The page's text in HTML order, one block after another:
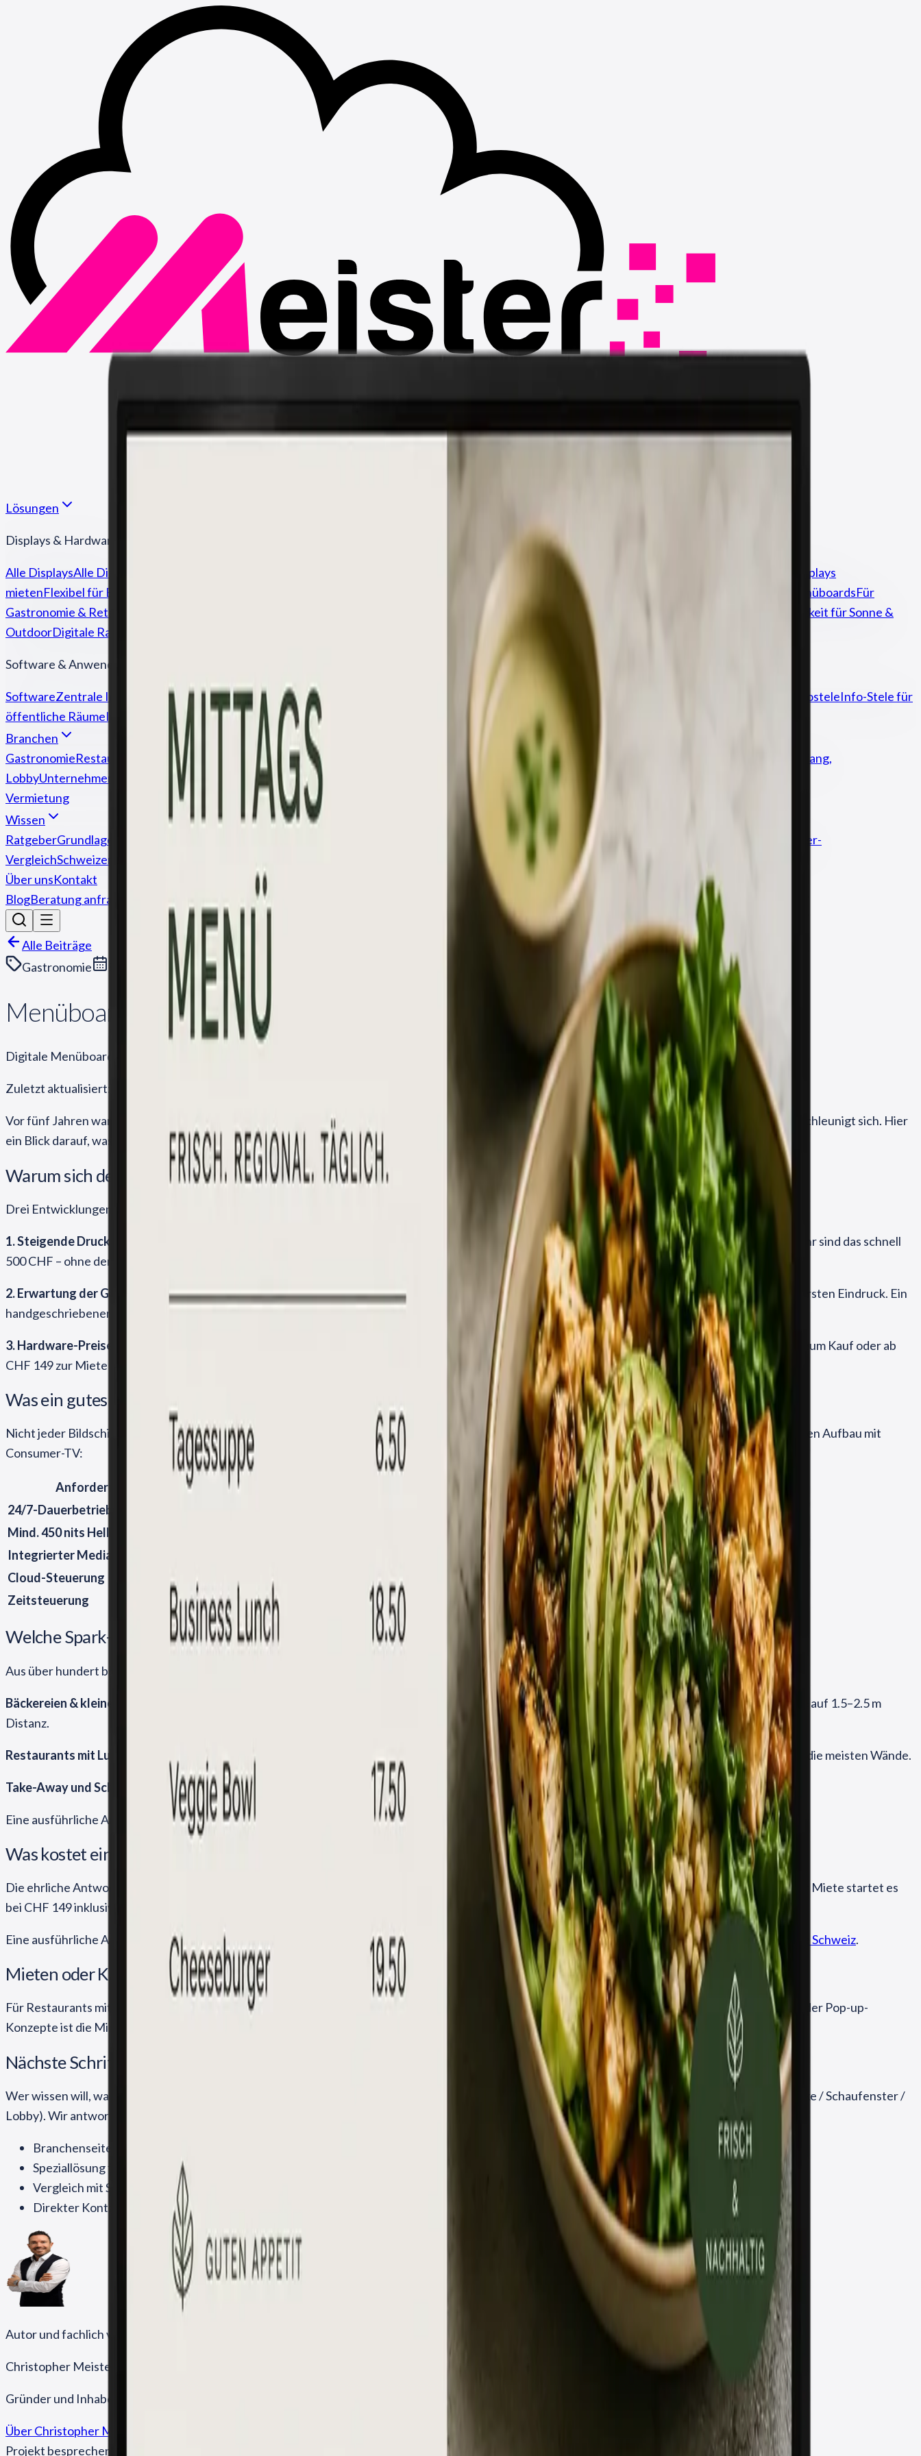
Lösungen
Displays & Hardware
Alle DisplaysAlle Display-Typen im Überblick Grossflächig – Hotels, Corporate, Events Displays kaufen
Displays
mietenFlexibel für Events & Temporär Doppelseitige Displays MenüboardsFür
Gastronomie & Retail
Schaufenster & Vitrine
Hohe Helligkeit für Sonne &
OutdoorDigitale Raumbeschilderung
Software & Anwendungen
SoftwareZentrale Inhaltssteuerung Digitaler EmpfangEmpfangs- und Lobbydisplays Digitale Leitsysteme Digitale InfosteleInfo-Stele für
öffentliche RäumeInteraktive Terminals Touch, Kiosk & Self-Service
Werbung im Schaufenster, 24/7
Branchen
GastronomieRestaurants, Cafés, Bistros Retail & Handel Shops, Schaufenster, POS Events & Messen Tagungen, Messen, Anlässe
Hotels, Empfang,
LobbyUnternehmen KMU, Empfang, Kommunikation Gesundheit & Praxis
Praxen, Kliniken, Apotheken
Vermietung
Wissen
RatgeberGrundlagen, Software, Anwendungen NachhaltigkeitEnergieeffizienz, Verpackung, Recycling
Anbieter-
VergleichSchweizer Anbieter im sachlichen Vergleich
Neuigkeiten & Hintergründe
Über unsKontakt
BlogBeratung anfragen
Alle Beiträge
Gastronomie
Menüboard-Trends 2026: Was sich in der Gastronomie ändert
Digitale Menüboards 2026 in Schweizer Restaurants und Cafés: Warum sie zum Standard werden, was sie kosten und welche Modelle sich bewähren.
Zuletzt aktualisiert:
Vor fünf Jahren war ein digitales Menüboard in einem Schweizer Restaurant eine Ausnahme. 2026 ist es in vielen Lokalen Standard – und der Trend beschleunigt sich. Hier
ein Blick darauf, was sich verändert hat, woran man eine gute Lösung erkennt und welche Modelle sich für welchen Betriebs­typ bewährt haben.
Warum sich der Trend 2026 beschleunigt
Drei Entwicklungen treffen aufeinander:
1. Steigende Druck- und Personalkosten.
Eine gedruckte Speisekarte kostet pro Neudruck 50–200 CHF. Bei zweimaliger saisonaler Anpassung pro Jahr sind das schnell
500 CHF – ohne den Aufwand für Aushänge, Tagesmenüs und Aktionen mit­zurechnen.
2. Erwartung der Gäste verändert sich.Wer im Stadtzentrum durch sechs Restaurants vor­bei­läuft, vergleicht nicht nur das Essen, sondern auch den ersten Eindruck. Ein
hand­geschriebener Aushang neben einer hoch­wertigen digitalen Anzeige fällt zurück.
3. Hardware-Preise sind gefallen.
Ein professionelles 32-Zoll-Display kostete vor 5 Jahren noch CHF 2.500. Heute startet der Einstieg bei CHF 1.299 zum Kauf oder ab
CHF 149 zur Miete – inklusive Software und Cloud-Steuerung.
Was ein gutes digitales Menüboard können sollte
Nicht jeder Bildschirm eignet sich als Menüboard im Dauer­einsatz. Diese fünf Punkte unterscheiden ein professionelles System von einem improvisierten Aufbau mit
Consumer-TV:
Anforderung
24/7-Dauer­betrieb spezifiziert
Consumer-TVs sterben bei 12h-Dauerlast oft innert eines Jahres
Mind. 450 nits Helligkeit
Integrierter Media Player
Kein externes Stick-Gerät, weniger Komponenten, weniger Stör­quellen
Cloud-Steuerung
Tagesmenü vom Smartphone aktualisieren – auch ausser Haus
Zeit­steuerung
Frühstück 7–11h, Mittag 11–14h, Bar ab 17h – automatisch
Welche Spark-Grösse für welchen Betrieb
Aus über hundert betreuten Gastro-Projekten kristallisieren sich klare Empfehlungen:
Bäckereien & kleine Cafés:
hinter der Theke oder als Hochformat-Auf­steller neben der Kasse. Reicht für Tages­angebote und Preise auf 1.5–2.5 m
Distanz.
Restaurants mit Lunch-Geschäft: Spark 4 mit 43 Zoll und 4K – der Bestseller. Gross genug, um aus dem ganzen Lokal lesbar zu sein, kompakt genug für die meisten Wände.
Take-Away und Schaufenster:Spark 5 mit 50 Zoll – auch von der Strasse sichtbar, mit 450 nits Helligkeit auch bei Tageslicht.
Eine ausführliche Anleitung zur Grössen­wahl haben wir im Ratgeber Digital Signage Grösse wählenzusammengestellt.
Was kostet ein digitales Menüboard wirklich?
Die ehrliche Antwort: Beim Kauf zwischen CHF 1.299 (32 Zoll) und CHF 1.599 (50 Zoll), plus einmalige Einrichtungspauschale CHF 149. Bei monatlicher Miete startet es
bei CHF 149 inklusive Software-Lizenz. Die Lizenz beim Kauf liegt bei CHF 180 pro Jahr (gegen CHF 0 bei Miete).
Eine ausführliche Aufschlüsselung – inklusive Druckkosten­ersparnis und typischer Amortisations­dauer – findet sich auf der Kosten­seite Digital Signage Schweiz.
Mieten oder Kaufen?
Für Restaurants mit festem Standort empfehlen wir meist den Kauf, da sich die Investition über 2–3 Jahre amortisiert. Für saisonale Aussen­standorte oder Pop-up-
Konzepte ist die Miete flexibler. Mehr dazu:
Nächste Schritte
Wer wissen will, was eine Lösung für den eigenen Betrieb kostet, schickt am besten kurz drei Infos: Lokal­grösse, Anzahl Bildschirme, Einsatz­ort
(Theke / Schaufenster /
Lobby). Wir antworten persönlich innert 24 h mit einer transparenten Einschätzung.
Branchen­seite mit Anwendungs­beispielen:
Spezial­lösung für Menüboards:
Vergleich mit Schweizer Mitbewerbern:
Direkter Kontakt:
Beratung anfragen
Autor und fachlich verantwortlich
Christopher Meister
Gründer und Inhaber von Meister Signage. Fokus: Planung, Auswahl und Umsetzung schlüsselfertiger Digital-Signage-Lösungen für Schweizer KMU.
Über Christopher Meister
Projekt besprechen